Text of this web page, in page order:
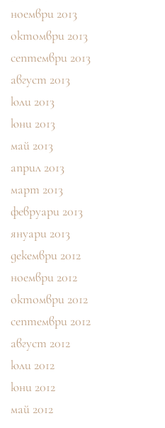
ноември 2013
октомври 2013
септември 2013
август 2013
юли 2013
юни 2013
май 2013
април 2013
март 2013
февруари 2013
януари 2013
декември 2012
ноември 2012
октомври 2012
септември 2012
август 2012
юли 2012
юни 2012
май 2012